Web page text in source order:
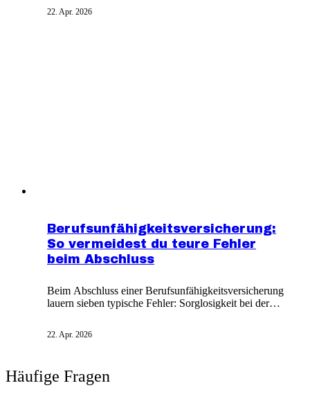
bei 2,9 Prozent nach 2,5 Prozent im Jahr 2025. Jede
22. Apr. 2026
Berufsunfähigkeitsversicherung:
So vermeidest du teure Fehler
beim Abschluss
Beim Abschluss einer Berufsunfähigkeitsversicherung
lauern sieben typische Fehler: Sorglosigkeit bei der
unzureichende Anbieterprüfung, falsche Dynamik-
22. Apr. 2026
Häufige Fragen